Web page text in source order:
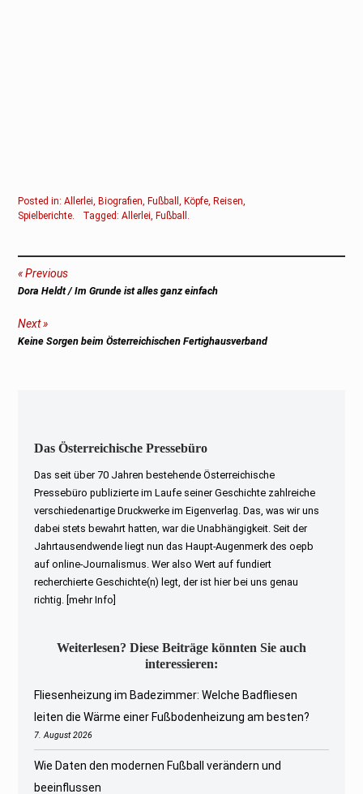
Posted in:Allerlei,Biografien,Fußball,Köpfe,Reisen,
Spielberichte. Tagged:Allerlei,Fußball .
Beitragsnavigation
Previous
Previous
Dora Heldt / Im Grunde ist alles ganz einfach
Next
Next
Keine Sorgen beim Österreichischen Fertighausverband
Das Österreichische Pressebüro
Das seit über 70 Jahren bestehende Österreichische
Pressebüro publizierte im Laufe seiner Geschichte zahlreiche
verschiedenartige Druckwerke im Eigenverlag. Das, was wir uns
dabei stets bewahrt hatten, war die Unabhängigkeit. Seit der
Jahrtausendwende liegt nun das Haupt-Augenmerk des oepb
auf online-Journalismus. Wer also Wert auf fundiert
recherchierte Geschichte(n) legt, der ist hier bei uns genau
richtig.
[mehr Info]
Weiterlesen? Diese Beiträge könnten Sie auch
interessieren:
Fliesenheizung im Badezimmer: Welche Badfliesen
leiten die Wärme einer Fußbodenheizung am besten?
7. August 2026
Wie Daten den modernen Fußball verändern und
beeinflussen